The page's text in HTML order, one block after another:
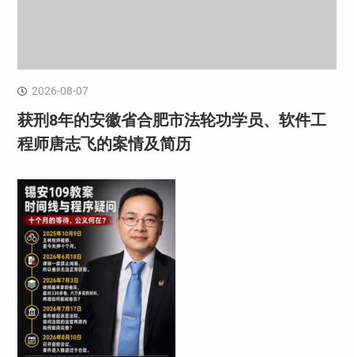
2026-08-07
获刑8年的安徽省合肥市法轮功学员、软件工
程师唐志飞的案情及简历